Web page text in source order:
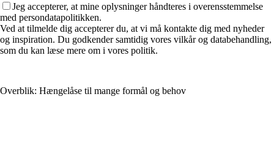
Jeg accepterer, at mine oplysninger håndteres i overensstemmelse
med persondatapolitikken.
Ved at tilmelde dig accepterer du, at vi må kontakte dig med nyheder
og inspiration. Du godkender samtidig vores vilkår og databehandling,
som du kan læse mere om i vores politik.
Overblik: Hængelåse til mange formål og behov